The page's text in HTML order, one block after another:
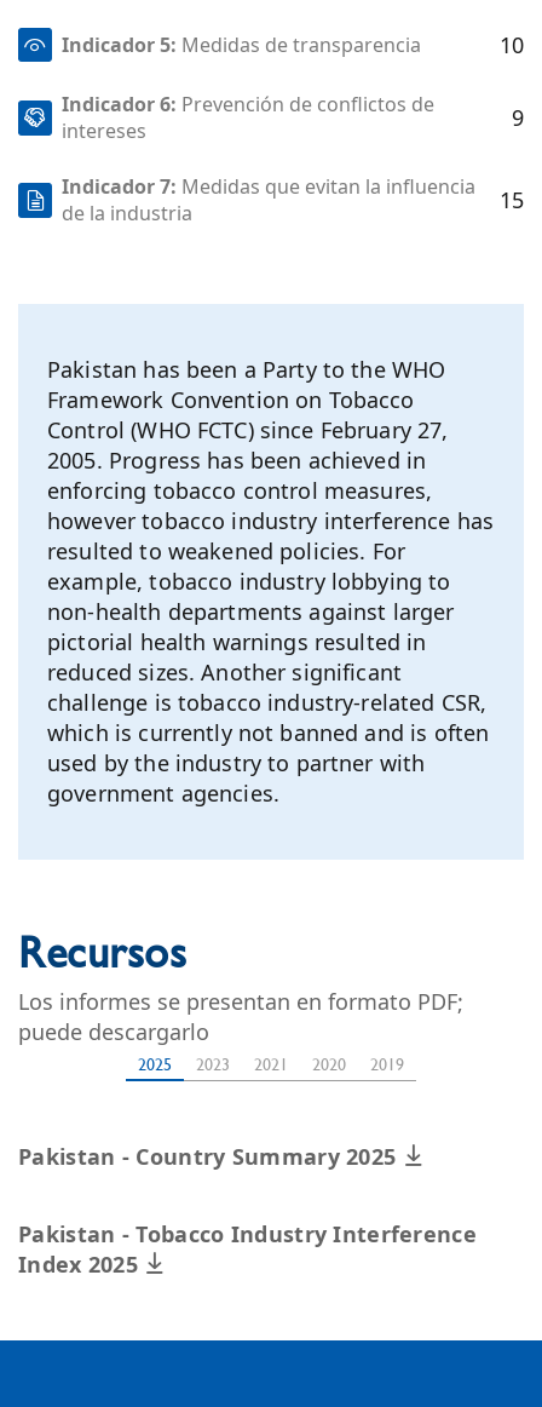
Indicador 5: Medidas de transparencia 10
Indicador 6: Prevención de conflictos de
intereses
9
Indicador 7: Medidas que evitan la influencia
de la industria
15
Pakistan has been a Party to the WHO
Framework Convention on Tobacco
Control (WHO FCTC) since February 27,
2005. Progress has been achieved in
enforcing tobacco control measures,
however tobacco industry interference has
resulted to weakened policies. For
example, tobacco industry lobbying to
non-health departments against larger
pictorial health warnings resulted in
reduced sizes. Another significant
challenge is tobacco industry-related CSR,
which is currently not banned and is often
used by the industry to partner with
government agencies.
Recursos
Los informes se presentan en formato PDF;
puede descargarlo
2025 2023 2021 2020 2019
Pakistan - Country Summary 2025
Pakistan - Tobacco Industry Interference
Index 2025